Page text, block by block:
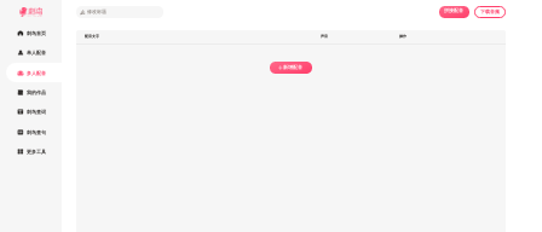
拼接配音 下载音频
配音文字 声音 操作
新增配音